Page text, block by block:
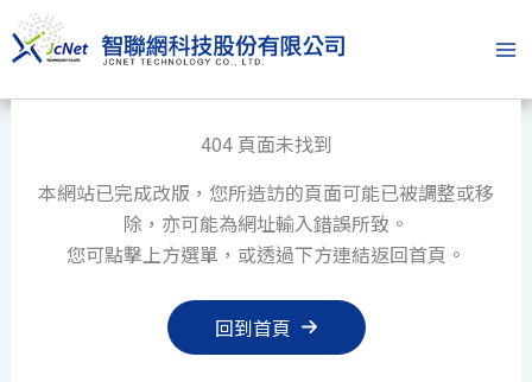
至
要
404 頁面未找到
本網站已完成改版，您所造訪的頁面可能已被調整或移
除，亦可能為網址輸入錯誤所致。
您可點擊上方選單，或透過下方連結返回首頁。
回到首頁